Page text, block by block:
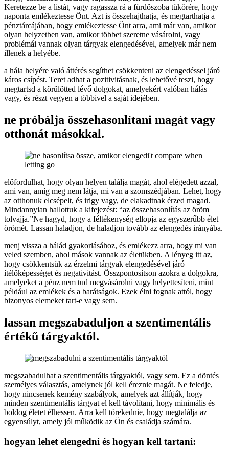
Keretezze be a listát, vagy ragassza rá a fürdőszoba tükörére, hogy
naponta emlékeztesse Önt. Azt is összehajthatja, és megtarthatja a
pénztárcájában, hogy emlékeztesse Önt arra, ami már van, amikor
olyan helyzetben van, amikor többet szeretne vásárolni, vagy
problémái vannak olyan tárgyak elengedésével, amelyek már nem
illenek a helyébe.
a hála helyére való áttérés segíthet csökkenteni az elengedéssel járó
káros csípést. Teret adhat a pozitivitásnak, és lehetővé teszi, hogy
megtartsd a körülötted lévő dolgokat, amelyekért valóban hálás
vagy, és részt vegyen a többivel a saját idejében.
ne próbálja összehasonlítani magát vagy
otthonát másokkal.
előfordulhat, hogy olyan helyen találja magát, ahol elégedett azzal,
ami van, amíg meg nem látja, mi van a szomszédjában. Lehet, hogy
az otthonuk elcsépelt, és irigy vagy, de elakadtnak érzed magad.
Mindannyian hallottuk a kifejezést: “az összehasonlítás az öröm
tolvajja.”Ne hagyd, hogy a féltékenység ellopja az egyszerűbb élet
örömét. Lassan haladjon, de haladjon tovább az elengedés irányába.
menj vissza a hálád gyakorlásához, és emlékezz arra, hogy mi van
veled szemben, ahol mások vannak az életükben. A lényeg itt az,
hogy csökkentsük az érzelmi tárgyak elengedésével járó
ítélőképességet és negativitást. Összpontosítson azokra a dolgokra,
amelyeket a pénz nem tud megvásárolni vagy helyettesíteni, mint
például az emlékek és a barátságok. Ezek élni fognak attól, hogy
bizonyos elemeket tart-e vagy sem.
lassan megszabaduljon a szentimentális
értékű tárgyaktól.
megszabadulhat a szentimentális tárgyaktól, vagy sem. Ez a döntés
személyes választás, amelynek jól kell éreznie magát. Ne feledje,
hogy nincsenek kemény szabályok, amelyek azt állítják, hogy
minden szentimentális tárgyat el kell távolítani, hogy minimális és
boldog életet élhessen. Arra kell törekednie, hogy megtalálja az
egyensúlyt, amely jól működik az Ön és családja számára.
hogyan lehet elengedni és hogyan kell tartani: